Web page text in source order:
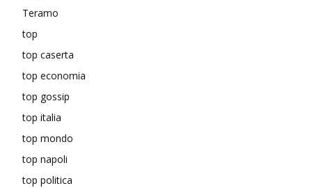
Teramo
top
top caserta
top economia
top gossip
top italia
top mondo
top napoli
top politica